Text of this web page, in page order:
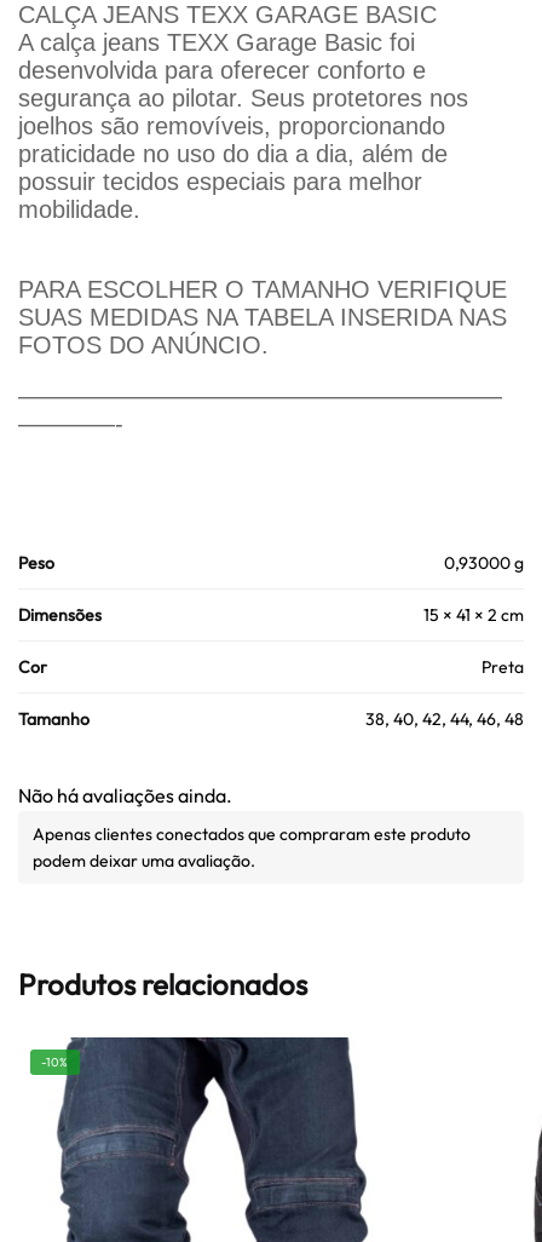
CALÇA JEANS TEXX GARAGE BASIC
A calça jeans TEXX Garage Basic foi
desenvolvida para oferecer conforto e
segurança ao pilotar. Seus protetores nos
joelhos são removíveis, proporcionando
praticidade no uso do dia a dia, além de
possuir tecidos especiais para melhor
mobilidade.
PARA ESCOLHER O TAMANHO VERIFIQUE
SUAS MEDIDAS NA TABELA INSERIDA NAS
FOTOS DO ANÚNCIO.
————————————————————
————-
Peso 0,93000 g
Dimensões 15 × 41 × 2 cm
Cor Preta
Tamanho 38, 40, 42, 44, 46, 48
Não há avaliações ainda.
Apenas clientes conectados que compraram este produto
podem deixar uma avaliação.
Produtos relacionados
-10%